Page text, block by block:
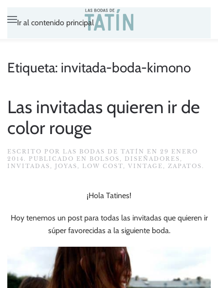
Ir al contenido principal
Etiqueta: invitada-boda-kimono
Las invitadas quieren ir de
color rouge
ESCRITO POR LAS BODAS DE TATÍN EN 29 ENERO
2014 . PUBLICADO EN BOLSOS , DISEÑADORES ,
INVITADAS , JOYAS , LOW COST, VINTAGE , ZAPATOS .
¡Hola Tatines!
Hoy tenemos un post para todas las invitadas que quieren ir
súper favorecidas a la siguiente boda.